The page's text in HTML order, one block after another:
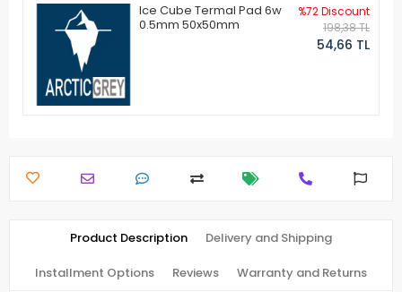
Ice Cube Termal Pad 6w
0.5mm 50x50mm
%72 Discount
198,38 TL
54,66 TL
Product Description Delivery and Shipping
Installment Options Reviews Warranty and Returns